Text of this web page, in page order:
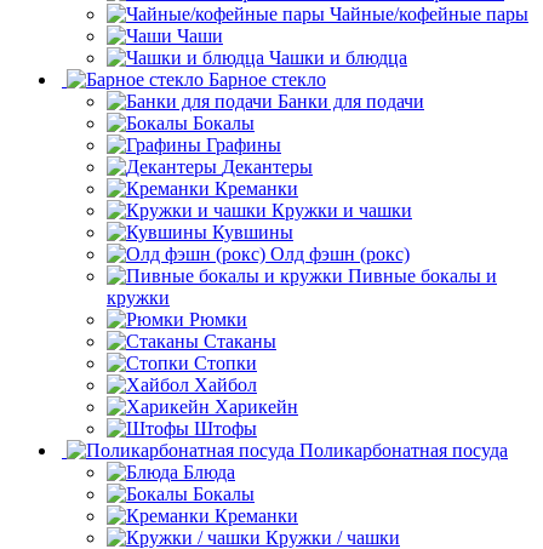
Чайные/кофейные пары
Чаши
Чашки и блюдца
Барное стекло
Банки для подачи
Бокалы
Графины
Декантеры
Креманки
Кружки и чашки
Кувшины
Олд фэшн (рокс)
Пивные бокалы и
кружки
Рюмки
Стаканы
Стопки
Хайбол
Харикейн
Штофы
Поликарбонатная посуда
Блюда
Бокалы
Креманки
Кружки / чашки